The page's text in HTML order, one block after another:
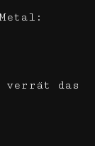
verrät das